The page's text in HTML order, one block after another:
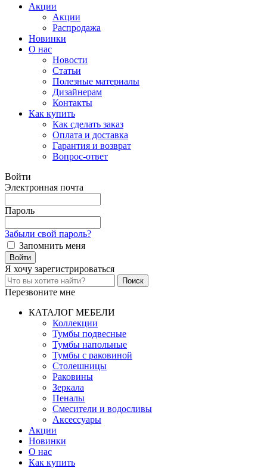
Акции
Акции
Распродажа
Новинки
О нас
Новости
Статьи
Полезные материалы
Дизайнерам
Контакты
Как купить
Как сделать заказ
Оплата и доставка
Гарантия и возврат
Вопрос-ответ
Войти
Электронная почта
Пароль
Забыли свой пароль?
Запомнить меня
Я хочу зарегистрироваться
Перезвоните мне
КАТАЛОГ МЕБЕЛИ
Коллекции
Тумбы подвесные
Тумбы напольные
Тумбы с раковиной
Столешницы
Раковины
Зеркала
Пеналы
Смесители и водосливы
Аксессуары
Акции
Новинки
О нас
Как купить